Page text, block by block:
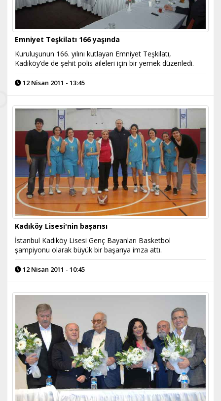
Emniyet Teşkilatı 166 yaşında
Kuruluşunun 166. yılını kutlayan Emniyet Teşkilatı,
Kadıköy’de de şehit polis aileleri için bir yemek düzenledi.
12 Nisan 2011 - 13:45
Kadıköy Lisesi'nin başarısı
İstanbul Kadıköy Lisesi Genç Bayanları Basketbol
şampiyonu olarak büyük bir başarıya imza attı.
12 Nisan 2011 - 10:45